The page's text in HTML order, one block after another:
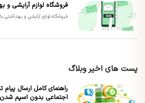
فروشگاه لوازم آرایشی و
فروشگاه لوازم آرایشی و
پست های اخیر وبلاگ
راهنمای کامل ارسال پیام
اجتماعی بدون اسپم شدن